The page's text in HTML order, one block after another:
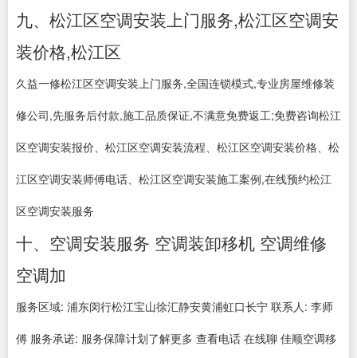
九、松江区空调安装上门服务,松江区空调安
装价格,松江区
久益一修松江区空调安装上门服务,全国连锁模式,专业房屋维修装
修公司,先服务后付款,施工品质保证,不满意免费返工;免费咨询松江
区空调安装报价、松江区空调安装流程、松江区空调安装价格、松
江区空调安装师傅电话、松江区空调安装施工案例,在线预约松江
区空调安装服务
十、空调安装服务 空调装卸移机 空调维修
空调加
服务区域: 浦东闵行松江宝山徐汇静安黄浦虹口长宁 联系人: 李师
傅 服务承诺: 服务保障计划了解更多 查看电话 在线聊 佳顺空调移